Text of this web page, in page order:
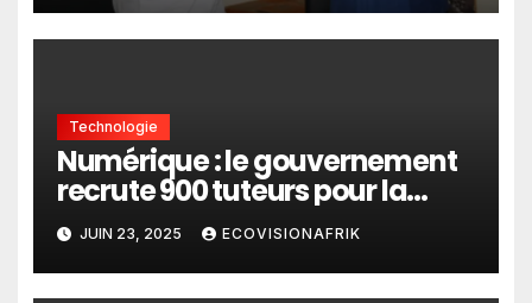
Technologie
Numérique : le gouvernement
recrute 900 tuteurs pour la
formation à l’IA et à l’anglais
JUIN 23, 2025 ECOVISIONAFRIK